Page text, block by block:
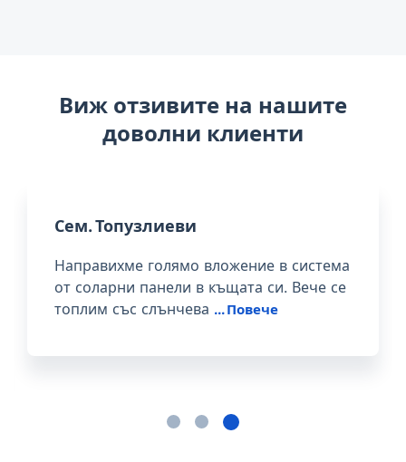
Виж отзивите на нашите
доволни клиенти
Сем. Василеви, Варна
От две години отопляваме вилата си в
“Журналист” със слънчеви панели и
много държим на поддръж ...Повече